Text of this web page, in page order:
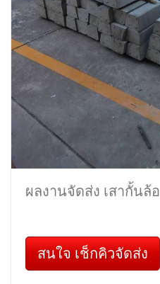
ผลงานจัดส่ง เสากั้นล้อ
สนใจ เช็กคิวจัดส่ง